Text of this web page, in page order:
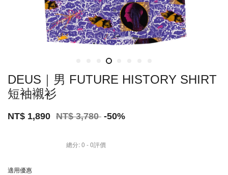
DEUS｜男 FUTURE HISTORY SHIRT
短袖襯衫
NT$ 1,890 NT$ 3,780 -50%
總分:0 -0評價
適用優惠